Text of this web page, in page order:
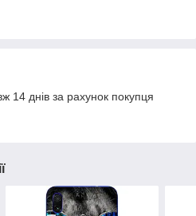
14 днів за рахунок покупця